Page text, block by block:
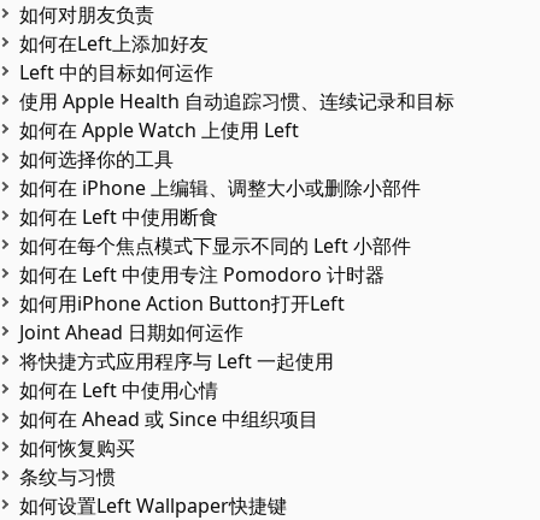
如何对朋友负责
如何在Left上添加好友
Left 中的目标如何运作
使用 Apple Health 自动追踪习惯、连续记录和目标
如何在 Apple Watch 上使用 Left
如何选择你的工具
如何在 iPhone 上编辑、调整大小或删除小部件
如何在 Left 中使用断食
如何在每个焦点模式下显示不同的 Left 小部件
如何在 Left 中使用专注 Pomodoro 计时器
如何用iPhone Action Button打开Left
Joint Ahead 日期如何运作
将快捷方式应用程序与 Left 一起使用
如何在 Left 中使用心情
如何在 Ahead 或 Since 中组织项目
如何恢复购买
条纹与习惯
如何设置Left Wallpaper快捷键